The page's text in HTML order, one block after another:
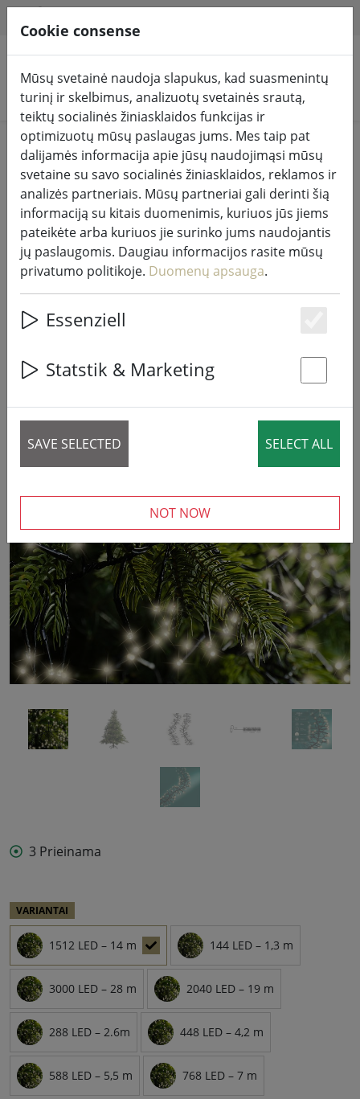
Ieškoti produktų
Home
Pasakų žibintai ir apšvietimas
Apšviesta apdaila
"Kaemingk Lumineo" klasterio
šviesos grandinė 1512 LED šiltai
balta lauko 14 m juoda
44% DISCOUNT
3 Prieinama
VARIANTAI
1512 LED – 14 m 144 LED – 1,3 m
3000 LED – 28 m 2040 LED – 19 m
288 LED – 2.6m 448 LED – 4,2 m
588 LED – 5,5 m 768 LED – 7 m
Cookie consense
Mūsų svetainė naudoja slapukus, kad suasmenintų
turinį ir skelbimus, analizuotų svetainės srautą,
teiktų socialinės žiniasklaidos funkcijas ir
optimizuotų mūsų paslaugas jums. Mes taip pat
dalijamės informacija apie jūsų naudojimąsi mūsų
svetaine su savo socialinės žiniasklaidos, reklamos ir
analizės partneriais. Mūsų partneriai gali derinti šią
informaciją su kitais duomenimis, kuriuos jūs jiems
pateikėte arba kuriuos jie surinko jums naudojantis
jų paslaugomis. Daugiau informacijos rasite mūsų
privatumo politikoje. Duomenų apsauga.
Essenziell
Statstik & Marketing
SAVE SELECTED SELECT ALL
NOT NOW